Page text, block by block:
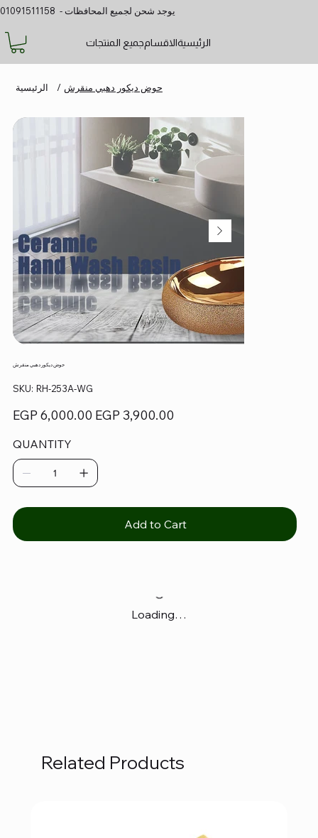
يوجد شحن لجميع المحافظات - 01091511158
الرئيسيةالاقسامجميع المنتجات
الرئيسية / حوض ديكور دهبي منقرش
حوض ديكور دهبي منقرش
SKU: SKU
RH-
RH-253A-WG
Original
price
EGP 6,000.00 Sale
price
EGP 3,900.00
QUANTITY
Add to Cart
Loading…
Related Products